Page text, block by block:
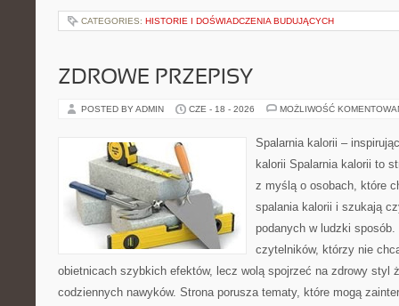
CATEGORIES: HISTORIE I DOŚWIADCZENIA BUDUJĄCYCH
ZDROWE PRZEPISY
POSTED BY ADMIN CZE - 18 - 2026 MOŻLIWOŚĆ
Spalarnia kalorii –
kalorii Spalarnia kalorii to
z myślą o osobach, które
spalania kalorii i szukają
podanych w ludzki sposób.
czytelników, którzy nie
obietnicach szybkich efektów, lecz wolą spojrzeć na zdrowy styl
codziennych nawyków. Strona porusza tematy, które mogą